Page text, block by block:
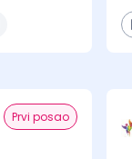
Prvi posao